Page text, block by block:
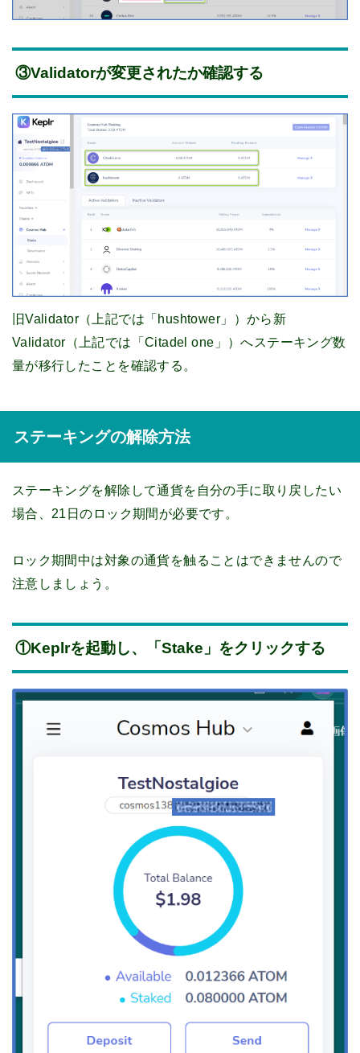
③Validatorが変更されたか確認する
旧Validator（上記では「hushtower」）から新
Validator（上記では「Citadel one」）へステーキング数
量が移行したことを確認する。
ステーキングの解除方法
ステーキングを解除して通貨を自分の手に取り戻したい
場合、21日のロック期間が必要です。
ロック期間中は対象の通貨を触ることはできませんので
注意しましょう。
①Keplrを起動し、「Stake」をクリックする